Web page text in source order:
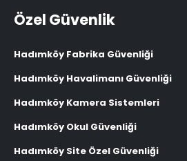
Özel Güvenlik
Hadımköy Fabrika Güvenliği
Hadımköy Havalimanı Güvenliği
Hadımköy Kamera Sistemleri
Hadımköy Okul Güvenliği
Hadımköy Site Özel Güvenliği